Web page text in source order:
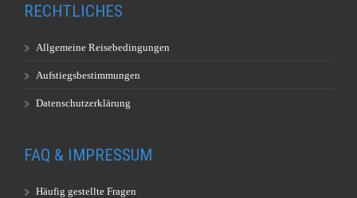
RECHTLICHES
Allgemeine Reisebedingungen
Aufstiegsbestimmungen
Datenschutzerklärung
FAQ & IMPRESSUM
Häufig gestellte Fragen